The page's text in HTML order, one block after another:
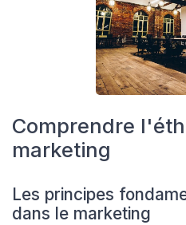
Comprendre
marketing
Les principes
dans le marketing